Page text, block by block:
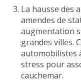
La hausse des
amendes de
augmentation
grandes villes.
automobilistes
stress pour
cauchemar.